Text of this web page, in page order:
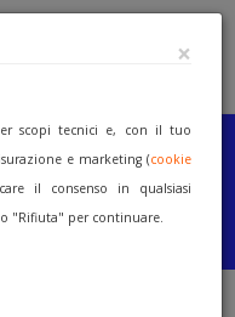
×
scopi tecnici e, con il tuo
e marketing (cookie
il consenso in qualsiasi
"Rifiuta" per continuare.